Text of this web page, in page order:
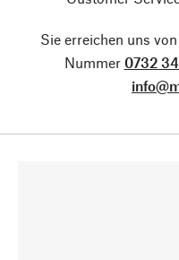
Sie erreichen uns
Nummer 0732